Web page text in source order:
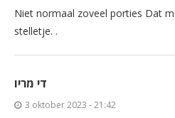
Niet normaal zoveel porties Dat
stelletje. .
די מריו
3 oktober 2023 - 21:42